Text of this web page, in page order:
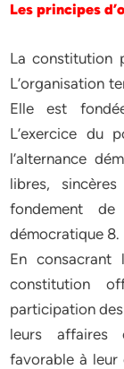
Les principes
La constitution
L’organisation
Elle est
L’exercice du
l’alternance
libres,
fondement
démocratique 8.
En
constitution
participation
leurs affaires
favorable à leur